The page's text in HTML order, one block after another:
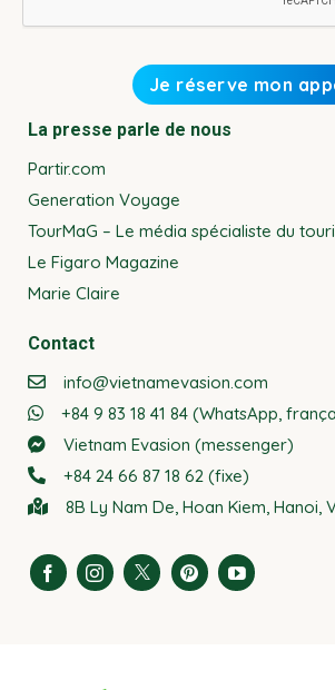
La presse parle de nous
Partir.com
Generation Voyage
TourMaG – Le média spécialiste du
Le Figaro Magazine
Marie Claire
Contact
info@vietnamevasion.com
+84 9 83 18 41 84 (WhatsApp,
Vietnam Evasion (messenger)
+84 24 66 87 18 62 (fixe)
8B Ly Nam De, Hoan Kiem, Hanoi,